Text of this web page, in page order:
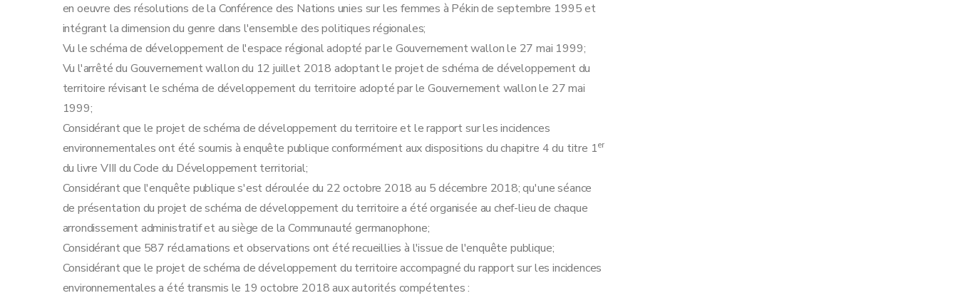
en oeuvre des résolutions de la Conférence des Nations unies sur les femmes à Pékin de septembre 1995 et
intégrant la dimension du genre dans l'ensemble des politiques régionales;
Vu le schéma de développement de l'espace régional adopté par le Gouvernement wallon le 27 mai 1999;
Vu l'arrêté du Gouvernement wallon du 12 juillet 2018 adoptant le projet de schéma de développement du
territoire révisant le schéma de développement du territoire adopté par le Gouvernement wallon le 27 mai
1999;
Considérant que le projet de schéma de développement du territoire et le rapport sur les incidences
environnementales ont été soumis à enquête publique conformément aux dispositions du chapitre 4 du titre 1er
du livre VIII du Code du Développement territorial;
Considérant que l'enquête publique s'est déroulée du 22 octobre 2018 au 5 décembre 2018; qu'une séance
de présentation du projet de schéma de développement du territoire a été organisée au chef-lieu de chaque
arrondissement administratif et au siège de la Communauté germanophone;
Considérant que 587 réclamations et observations ont été recueillies à l'issue de l'enquête publique;
Considérant que le projet de schéma de développement du territoire accompagné du rapport sur les incidences
environnementales a été transmis le 19 octobre 2018 aux autorités compétentes :